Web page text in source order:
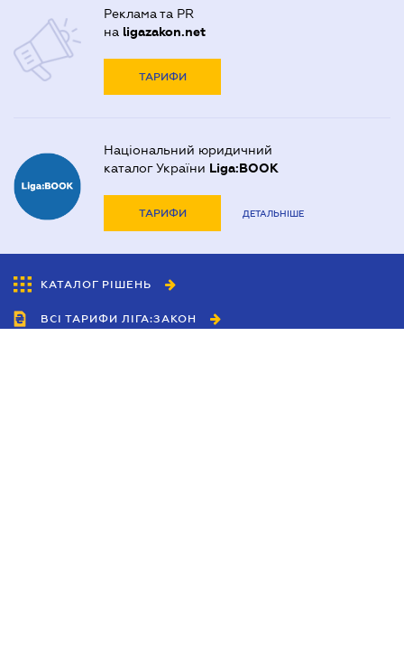
Реклама та PR
на ligazakon.net
ТАРИФИ
Національний юридичний
каталог України Liga:BOOK
ТАРИФИ ДЕТАЛЬНІШЕ
КАТАЛОГ РІШЕНЬ
ВСІ ТАРИФИ ЛІГА:ЗАКОН